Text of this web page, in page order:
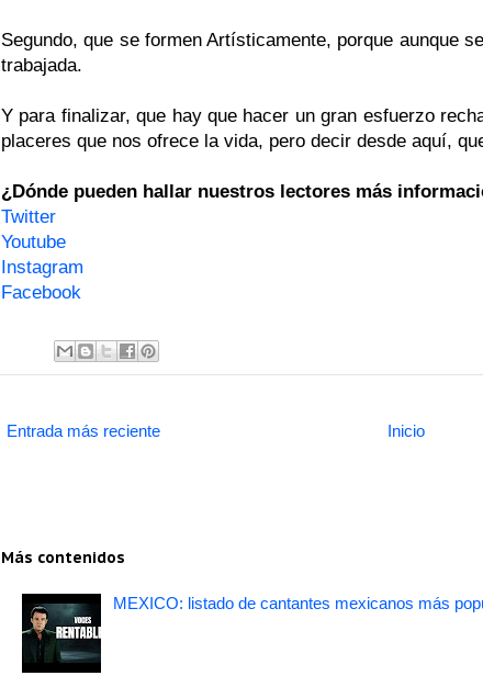
Segundo, que se formen Artísticamente, porque aunque
trabajada.
Y para finalizar, que hay que hacer un gran esfuerzo
placeres que nos ofrece la vida, pero decir desde aquí,
¿Dónde pueden hallar nuestros lectores más
Twitter
Youtube
Instagram
Facebook
Entrada más reciente Inicio
Más contenidos
MEXICO: listado de cantantes mexicanos más